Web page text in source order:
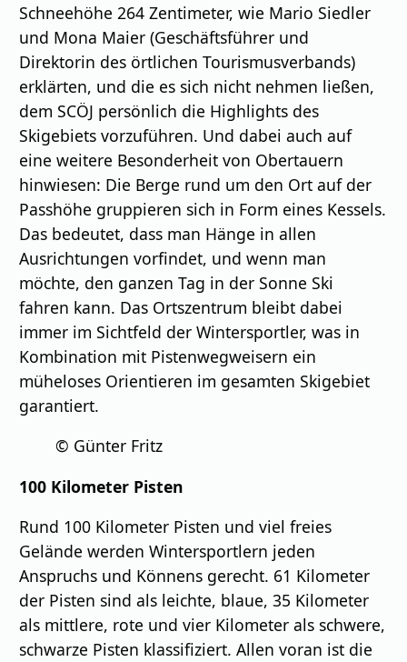
Schneehöhe 264 Zentimeter, wie Mario Siedler
und Mona Maier (Geschäftsführer und
Direktorin des örtlichen Tourismusverbands)
erklärten, und die es sich nicht nehmen ließen,
dem SCÖJ persönlich die Highlights des
Skigebiets vorzuführen. Und dabei auch auf
eine weitere Besonderheit von Obertauern
hinwiesen: Die Berge rund um den Ort auf der
Passhöhe gruppieren sich in Form eines Kessels.
Das bedeutet, dass man Hänge in allen
Ausrichtungen vorfindet, und wenn man
möchte, den ganzen Tag in der Sonne Ski
fahren kann. Das Ortszentrum bleibt dabei
immer im Sichtfeld der Wintersportler, was in
Kombination mit Pistenwegweisern ein
müheloses Orientieren im gesamten Skigebiet
garantiert.
© Günter Fritz
100 Kilometer Pisten
Rund 100 Kilometer Pisten und viel freies
Gelände werden Wintersportlern jeden
Anspruchs und Könnens gerecht. 61 Kilometer
der Pisten sind als leichte, blaue, 35 Kilometer
als mittlere, rote und vier Kilometer als schwere,
schwarze Pisten klassifiziert. Allen voran ist die